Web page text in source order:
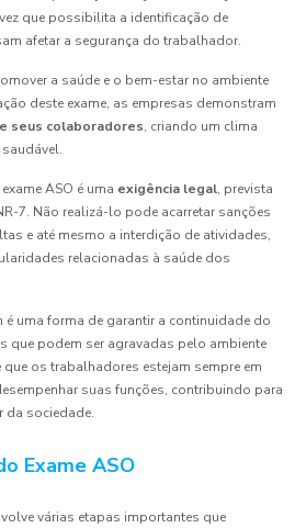
que possibilita a identificação de
afetar a segurança do trabalhador.
a saúde e o bem-estar no ambiente
deste exame, as empresas demonstram
seus colaboradores, criando um clima
ASO é uma exigência legal, prevista
7. Não realizá-lo pode acarretar sanções
e até mesmo a interdição de atividades,
relacionadas à saúde dos
é uma forma de garantir a continuidade do
que podem ser agravadas pelo ambiente
os trabalhadores estejam sempre em
suas funções, contribuindo para
da sociedade.
Exame ASO
várias etapas importantes que